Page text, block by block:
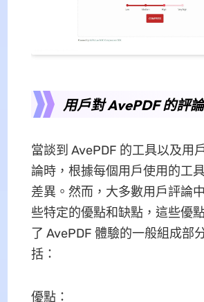
用戶對 AvePDF 的評論
當談到 AvePDF 的工具以及用
論時，根據每個用戶使用的工
差異。然而，大多數用戶評論
些特定的優點和缺點，這些優
了 AvePDF 體驗的一般組成部
括：
優點：